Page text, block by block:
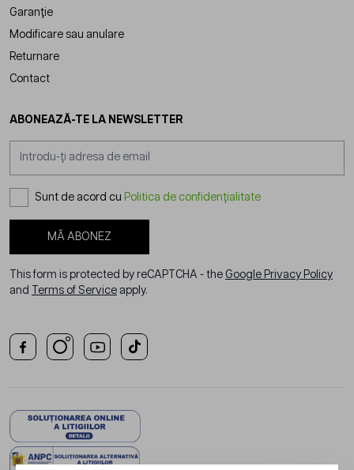
Garanție
Modificare sau anulare
Returnare
Contact
ABONEAZĂ-TE LA NEWSLETTER
Sunt de acord cu Politica de confidențialitate
MĂ ABONEZ
This form is protected by reCAPTCHA - the Google Privacy Policy
and
Terms of Service apply.